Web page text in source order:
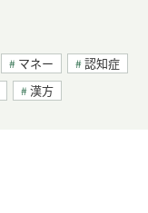
マネー
認知症
漢方